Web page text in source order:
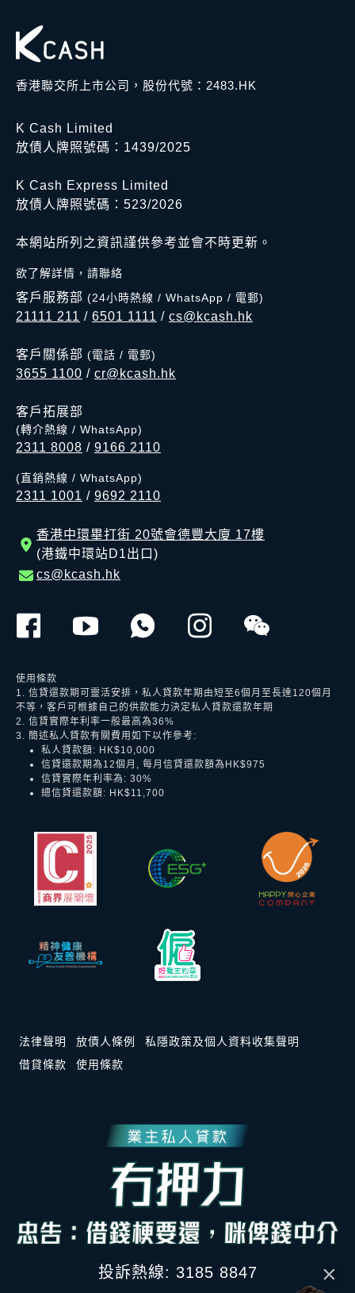
×
香港聯交所上市公司，股份代號：2483.HK
K Cash Limited
放債人牌照號碼：1439/2025
K Cash Express Limited
放債人牌照號碼：523/2026
本網站所列之資訊謹供參考並會不時更新。
欲了解詳情，請聯絡
客戶服務部 (24小時熱線 / WhatsApp / 電郵)
21111 211 / 6501 1111 / cs@kcash.hk
客戶關係部 (電話 / 電郵)
3655 1100 / cr@kcash.hk
客戶拓展部
(轉介熱線 / WhatsApp)
2311 8008 / 9166 2110
(直銷熱線 / WhatsApp)
2311 1001 / 9692 2110
香港中環畢打街 20號會德豐大廈 17樓
(港鐵中環站D1出口)
cs@kcash.hk
使用條款
1. 信貸還款期可靈活安排，私人貸款年期由短至6個月至長達120個月
不等，客戶可根據自己的供款能力決定私人貸款還款年期
2. 信貸實際年利率一般最高為36%
3. 簡述私人貸款有關費用如下以作參考:
私人貸款額: HK$10,000
信貸還款期為12個月, 每月信貸還款額為HK$975
信貸實際年利率為: 30%
總信貸還款額: HK$11,700
法律聲明 放債人條例
私隱政策及個人資料收集聲明
借貸條款
使用條款
投訴熱線: 3185 8847